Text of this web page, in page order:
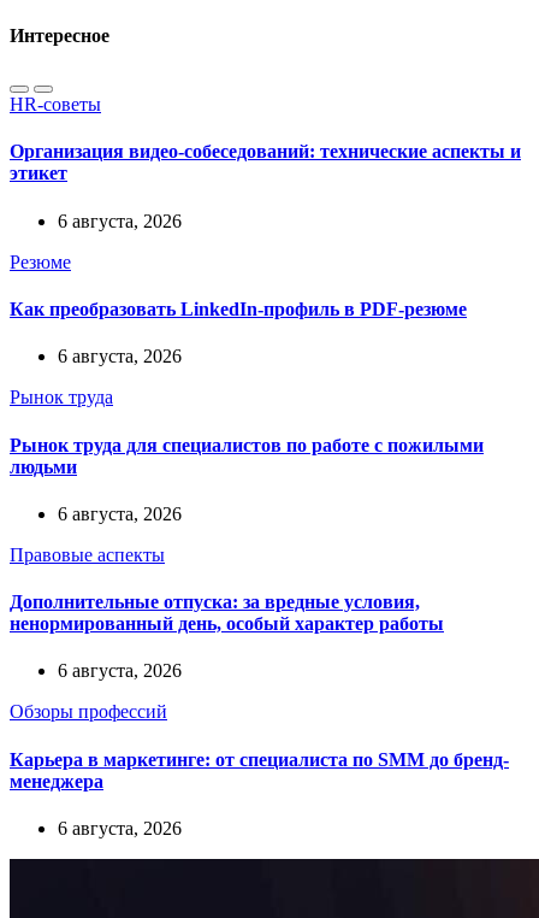
Интересное
HR-советы
Организация видео-собеседований: технические аспекты и
этикет
6 августа, 2026
Резюме
Как преобразовать LinkedIn-профиль в PDF-резюме
6 августа, 2026
Рынок труда
Рынок труда для специалистов по работе с пожилыми
людьми
6 августа, 2026
Правовые аспекты
Дополнительные отпуска: за вредные условия,
ненормированный день, особый характер работы
6 августа, 2026
Обзоры профессий
Карьера в маркетинге: от специалиста по SMM до бренд-
менеджера
6 августа, 2026